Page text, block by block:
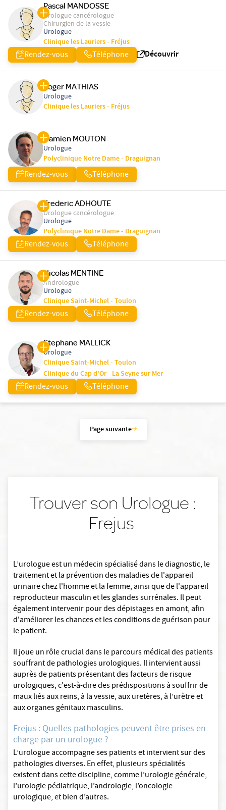
Pascal MANDOSSE
Urologue cancérologue
Chirurgien de la vessie
Urologue
Clinique les Lauriers - Fréjus
Rendez-vous Téléphone Découvrir
Roger MATHIAS
Urologue
Clinique les Lauriers - Fréjus
Damien MOUTON
Urologue
Polyclinique Notre Dame - Draguignan
Rendez-vous Téléphone
Frederic ADHOUTE
Urologue cancérologue
Urologue
Polyclinique Notre Dame - Draguignan
Rendez-vous Téléphone
Nicolas MENTINE
Andrologue
Urologue
Clinique Saint-Michel - Toulon
Rendez-vous Téléphone
Stephane MALLICK
Urologue
Clinique Saint-Michel - Toulon
Clinique du Cap d'Or - La Seyne sur Mer
Rendez-vous Téléphone
Page suivante
Trouver son Urologue :
Frejus
L’urologue est un médecin spécialisé dans le diagnostic, le
traitement et la prévention des maladies de l'appareil
urinaire chez l'homme et la femme, ainsi que de l'appareil
reproducteur masculin et les glandes surrénales. Il peut
également intervenir pour des dépistages en amont, afin
d'améliorer les chances et les conditions de guérison pour
le patient.
Il joue un rôle crucial dans le parcours médical des patients
souffrant de pathologies urologiques. Il intervient aussi
auprès de patients présentant des facteurs de risque
urologiques, c'est-à-dire des prédispositions à souffrir de
maux liés aux reins, à la vessie, aux uretères, à l’urètre et
aux organes génitaux masculins.
Frejus : Quelles pathologies peuvent être prises en
charge par un urologue ?
L’urologue accompagne ses patients et intervient sur des
pathologies diverses. En effet, plusieurs spécialités
existent dans cette discipline, comme l’urologie générale,
l’urologie pédiatrique, l’andrologie, l’oncologie
urologique, et bien d’autres.